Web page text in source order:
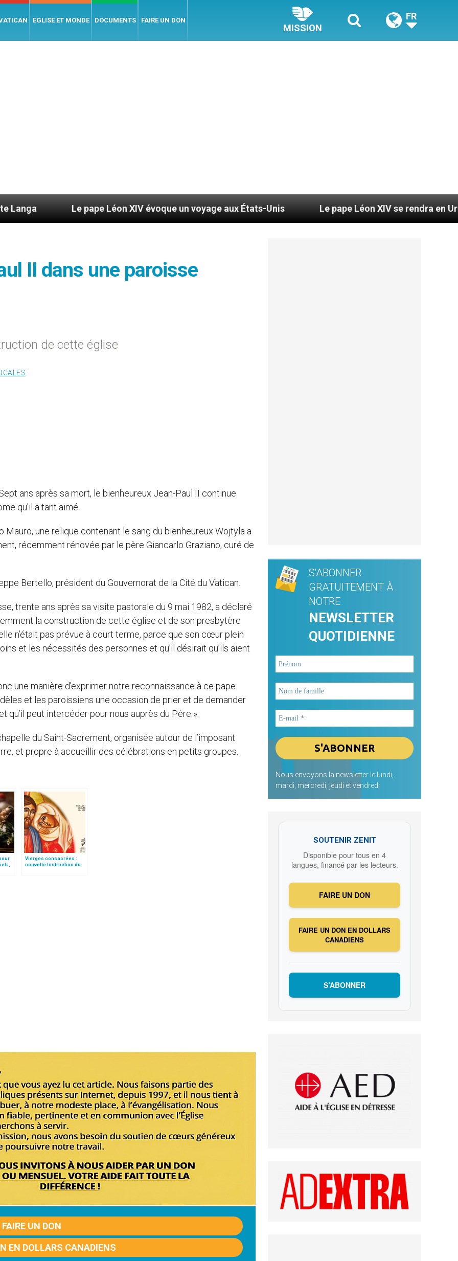
EGLISE ET MONDE DOCUMENTS FAIRE UN DON
MISSION
FR
Le pape Léon XIV évoque un voyage aux États-Unis Le pape Léon XIV se rendra en Uruguay, en
II dans une paroisse
de cette église
ans après sa mort, le bienheureux Jean-Paul II continue
qu’il a tant aimé.
Mauro, une relique contenant le sang du bienheureux Wojtyla a
récemment rénovée par le père Giancarlo Graziano, curé de
Bertello, président du Gouvernorat de la Cité du Vatican.
trente ans après sa visite pastorale du 9 mai 1982, a déclaré
la construction de cette église et de son presbytère
n’était pas prévue à court terme, parce que son cœur plein
et les nécessités des personnes et qu’il désirait qu’ils aient
une manière d’exprimer notre reconnaissance à ce pape
et les paroissiens une occasion de prier et de demander
qu’il peut intercéder pour nous auprès du Père ».
du Saint-Sacrement, organisée autour de l’imposant
et propre à accueillir des célébrations en petits groupes.
Vierges consacrées :
nouvelle Instruction du
FAIRE UN DON
EN DOLLARS CANADIENS
S'ABONNER
GRATUITEMENT À
NOTRE
NEWSLETTER
QUOTIDIENNE
Nous envoyons la newsletter le lundi,
mardi, mercredi, jeudi et vendredi
SOUTENIR ZENIT
Disponible pour tous en 4
langues, financé par les lecteurs.
FAIRE UN DON
FAIRE UN DON EN DOLLARS
CANADIENS
S’ABONNER